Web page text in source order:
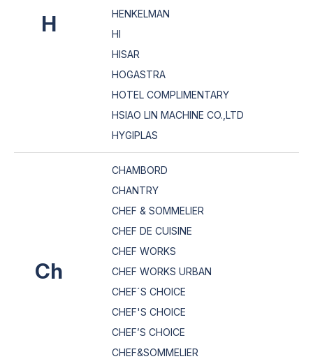
H
HENKELMAN
HI
HISAR
HOGASTRA
HOTEL COMPLIMENTARY
HSIAO LIN MACHINE CO.,LTD
HYGIPLAS
Ch
CHAMBORD
CHANTRY
CHEF & SOMMELIER
CHEF DE CUISINE
CHEF WORKS
CHEF WORKS URBAN
CHEF´S CHOICE
CHEF'S CHOICE
CHEF’S CHOICE
CHEF&SOMMELIER